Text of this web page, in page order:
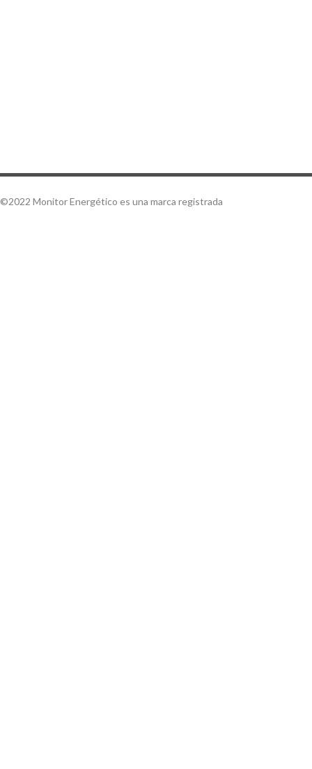
©2022 Monitor Energético es una marca registrada